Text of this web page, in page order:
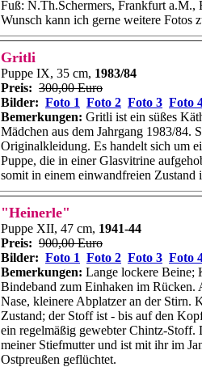
Fuß: N.Th.Schermers, Frankfurt a.M.,
Wunsch kann ich gerne weitere Fotos
Gritli
Puppe IX, 35 cm, 1983/84
Preis: 300,00 Euro
Bilder: Foto 1 Foto 2 Foto 3 Foto
Bemerkungen: Gritli ist ein süßes
Mädchen aus dem Jahrgang 1983/84.
Originalkleidung. Es handelt sich um
Puppe, die in einer Glasvitrine
somit in einem einwandfreien Zustand
"Heinerle"
Puppe XII, 47 cm, 1941-44
Preis: 900,00 Euro
Bilder: Foto 1 Foto 2 Foto 3 Foto
Bemerkungen: Lange lockere Beine;
Bindeband zum Einhaken im Rücken.
Nase, kleinere Abplatzer an der Stirn.
Zustand; der Stoff ist - bis auf den
ein regelmäßig gewebter Chintz-Stoff.
meiner Stiefmutter und ist mit ihr im
Ostpreußen geflüchtet.